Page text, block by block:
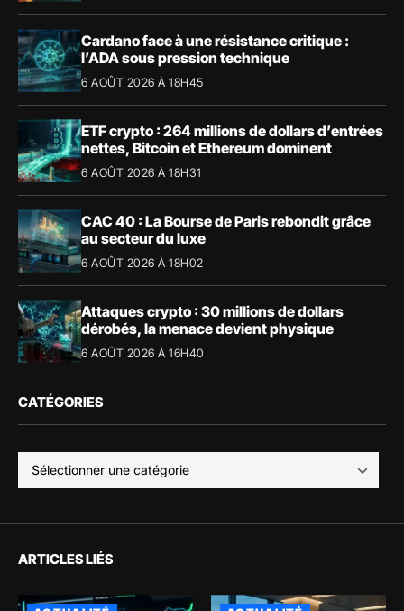
Cardano face à une résistance critique :
l’ADA sous pression technique
6 AOÛT 2026 À 18H45
ETF crypto : 264 millions de dollars d’entrées
nettes, Bitcoin et Ethereum dominent
6 AOÛT 2026 À 18H31
CAC 40 : La Bourse de Paris rebondit grâce
au secteur du luxe
6 AOÛT 2026 À 18H02
Attaques crypto : 30 millions de dollars
dérobés, la menace devient physique
6 AOÛT 2026 À 16H40
CATÉGORIES
ARTICLES LIÉS